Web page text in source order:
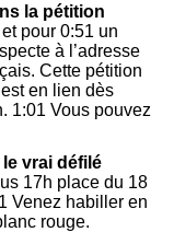
la pétition
pour 0:51 un
à l’adresse
Cette pétition
en lien dès
1:01 Vous pouvez
vrai défilé
17h place du 18
Venez habiller en
rouge.